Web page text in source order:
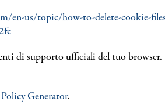
en-us/topic/how-to-delete-cookie-
di supporto ufficiali del tuo browser.
Generator.